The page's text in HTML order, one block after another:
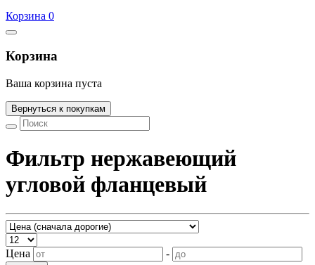
Корзина 0
Корзина
Ваша корзина пуста
Вернуться к покупкам
Фильтр нержавеющий
угловой фланцевый
Цена -